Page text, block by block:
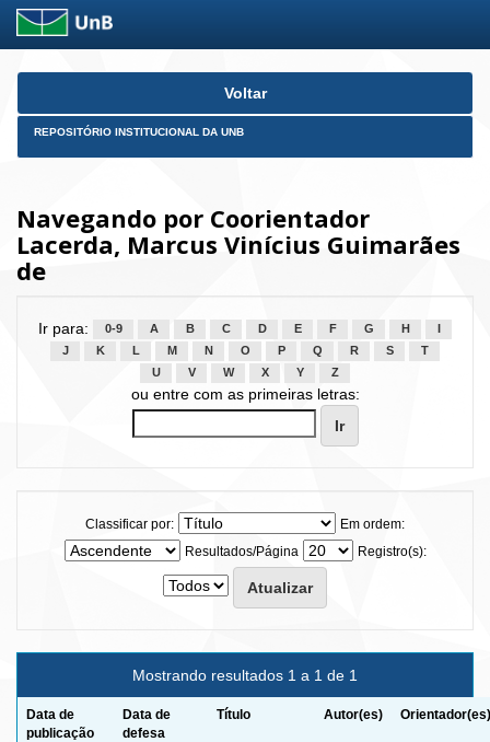
Skip
Voltar
REPOSITÓRIO INSTITUCIONAL DA UNB
Navegando por Coorientador
Lacerda, Marcus Vinícius Guimarães
de
Ir para: 0-9 A B C D E F G H
J
K L M N O P Q R S
T
U
V W X Y Z
ou entre com as primeiras letras:
Classificar por:
Em ordem:
Resultados/Página
Registro(s):
Mostrando resultados 1 a 1 de 1
Data de
publicação
Data de
defesa
Título Autor(es) Orientador(es)